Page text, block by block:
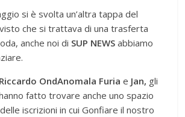
si è svolta un’altra tappa del
che si trattava di una trasferta
anche noi di SUP NEWS abbiamo
Riccardo OndAnomala Furia e Jan, gli
fatto trovare anche uno spazio
iscrizioni in cui Gonfiare il nostro